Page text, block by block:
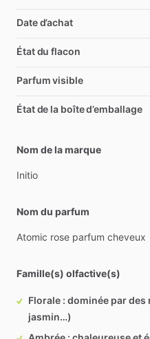
Date d’achat
État du flacon
Parfum visible
État de la boîte d’emballage
Nom de la marque
Initio
Nom du parfum
Atomic rose parfum cheveux
Famille(s) olfactive(s)
Florale : dominée par
jasmin…)